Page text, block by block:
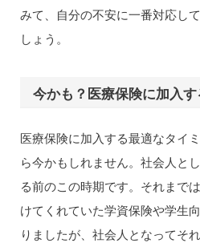
みて、自分の不安に一番対応し
しょう。
今かも？医療保険に加入
医療保険に加入する最適なタイ
ら今かもしれません。社会人と
る前のこの時期です。それまで
けてくれていた学資保険や学生
りましたが、社会人となってそ